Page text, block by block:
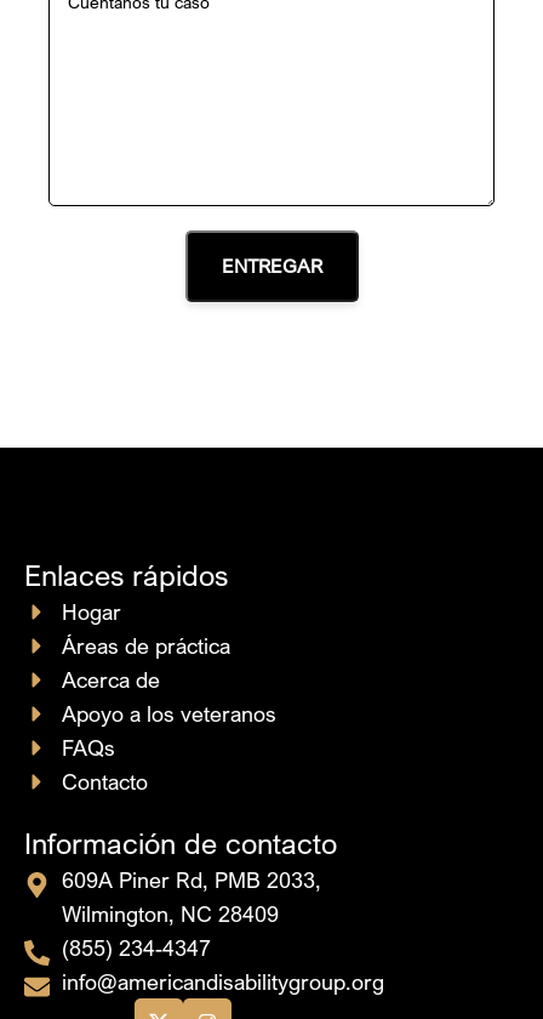
Enlaces rápidos
Hogar
Áreas de práctica
Acerca de
Apoyo a los veteranos
FAQs
Contacto
Información de contacto
609A Piner Rd, PMB 2033,
Wilmington, NC 28409
(855) 234-4347
info@americandisabilitygroup.org